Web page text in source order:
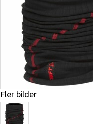
Fler bilder